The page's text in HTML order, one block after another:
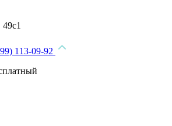
113-09-92